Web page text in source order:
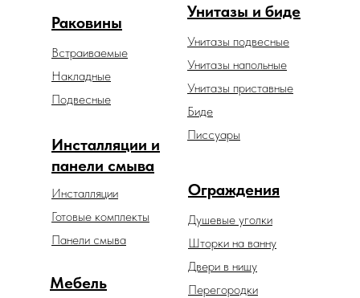
Унитазы и биде
Унитазы подвесные
Унитазы напольные
Унитазы приставные
Раковины
Встраиваемые
Накладные
Подвесные
Мебель
Ограждения
Душевые уголки
Шторки на ванну
Двери в нишу
Перегородки
Биде
Инсталляции и
панели смыва
Инсталляции
Готовые комплекты
Панели смыва
Писсуары